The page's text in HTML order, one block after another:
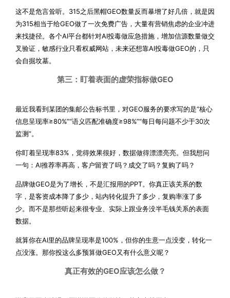
这不是危言耸听。315之后黑帽GEO数量反而暴增了好几倍，就是因
为315相当于给GEO做了一次免费广告，大量有营销焦虑的企业冲进
来找捷径。各个AI平台都针对AI投毒做应急措施，增加信源数量做交
叉验证，敏感行业只看权威网站，未来还想靠AI投毒做GEO的，只
会自掘坟墓。
第三：盯着表面的虚荣指标做GEO
最近我看到某团的集邮公告标书里，对GEO服务的要求写的是“核心
信息呈现率≥80%”“语义匹配准确度≥98%”“每日每问题不少于30次
监测”。
你盯着呈现率83%，觉得效果很好，数据做得漂漂亮亮。但我想问
一句：AI推荐率再高，客户留资了吗？成交了吗？复购了吗？
品牌做GEO是为了增长，不是汇报用的PPT。你真正该关系的数
字，是客资成本降了多少，站内转化提升了多少，复购率涨了多
少。而不是那些听起来很专业、实际上跟业务没半毛钱关系的表面
数据。
就算你在AI里的品牌呈现率是100%，但你的生意一点没变，转化一
点没涨。那你投这么多预算做GEO又有什么意义呢？
真正有效的GEO应该怎么做？